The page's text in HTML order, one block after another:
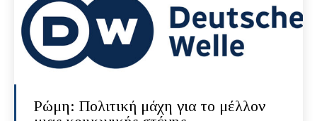
Ρώμη: Πολιτική μάχη για το μέλλον